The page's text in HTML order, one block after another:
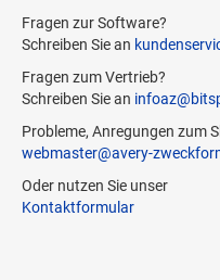
Fragen zur Software?
Schreiben Sie an
Fragen zum Vertrieb?
Schreiben Sie an
Probleme, Anregungen zum
webmaster@avery-
Oder nutzen Sie unser
Kontaktformular